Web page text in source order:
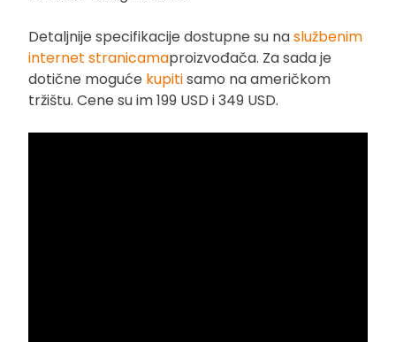
Detaljnije specifikacije dostupne su naslužbenim
internet stranicamaproizvođača. Za sada je
dotične moguće kupitisamo na američkom
tržištu. Cene su im 199 USD i 349 USD.